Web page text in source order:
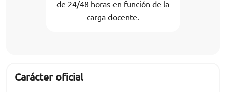
de 24/48 horas en función de la
carga docente.
Carácter oficial